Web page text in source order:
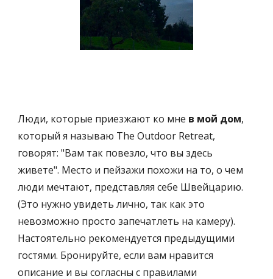
Люди, которые приезжают ко мне в мой дом,
который я называю The Outdoor Retreat,
говорят: "Вам так повезло, что вы здесь
живете". Место и пейзажи похожи на то, о чем
люди мечтают, представляя себе Швейцарию.
(Это нужно увидеть лично, так как это
невозможно просто запечатлеть на камеру).
Настоятельно рекомендуется предыдущими
гостями. Бронируйте, если вам нравится
описание и вы согласны с правилами